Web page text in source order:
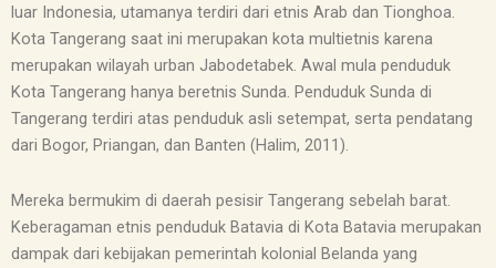
luar Indonesia, utamanya terdiri dari etnis Arab dan Tionghoa.
Kota Tangerang saat ini merupakan kota multietnis karena
merupakan wilayah urban Jabodetabek. Awal mula penduduk
Kota Tangerang hanya beretnis Sunda. Penduduk Sunda di
Tangerang terdiri atas penduduk asli setempat, serta pendatang
dari Bogor, Priangan, dan Banten (Halim, 2011).
Mereka bermukim di daerah pesisir Tangerang sebelah barat.
Keberagaman etnis penduduk Batavia di Kota Batavia merupakan
dampak dari kebijakan pemerintah kolonial Belanda yang